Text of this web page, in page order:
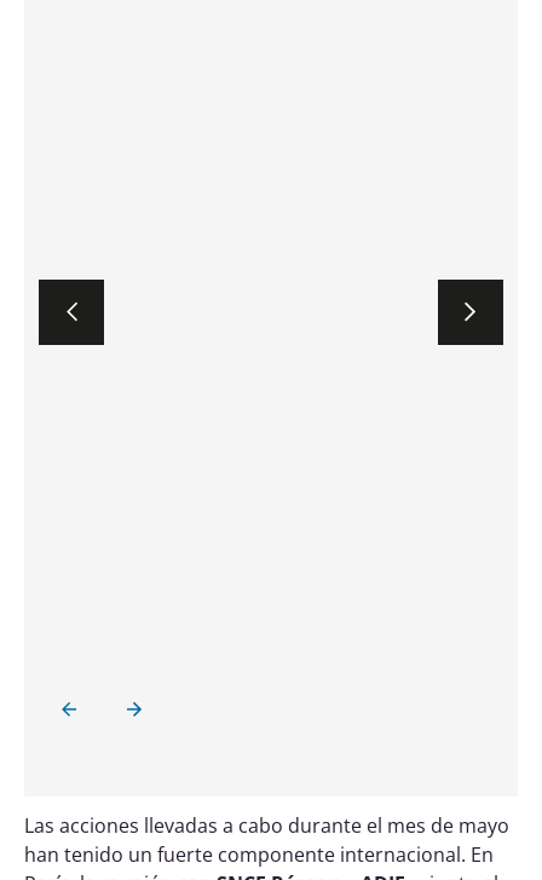
Las acciones llevadas a cabo durante el mes de mayo
han tenido un fuerte componente internacional. En